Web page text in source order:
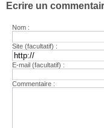
Ecrire un
Nom :
Site (facultatif) :
E-mail (facultatif) :
Commentaire :